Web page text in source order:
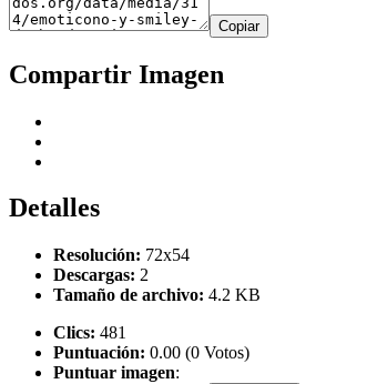
Copiar
Compartir Imagen
Detalles
Resolución: 72x54
Descargas: 2
Tamaño de archivo: 4.2 KB
Clics: 481
Puntuación: 0.00 (0 Votos)
Puntuar imagen: